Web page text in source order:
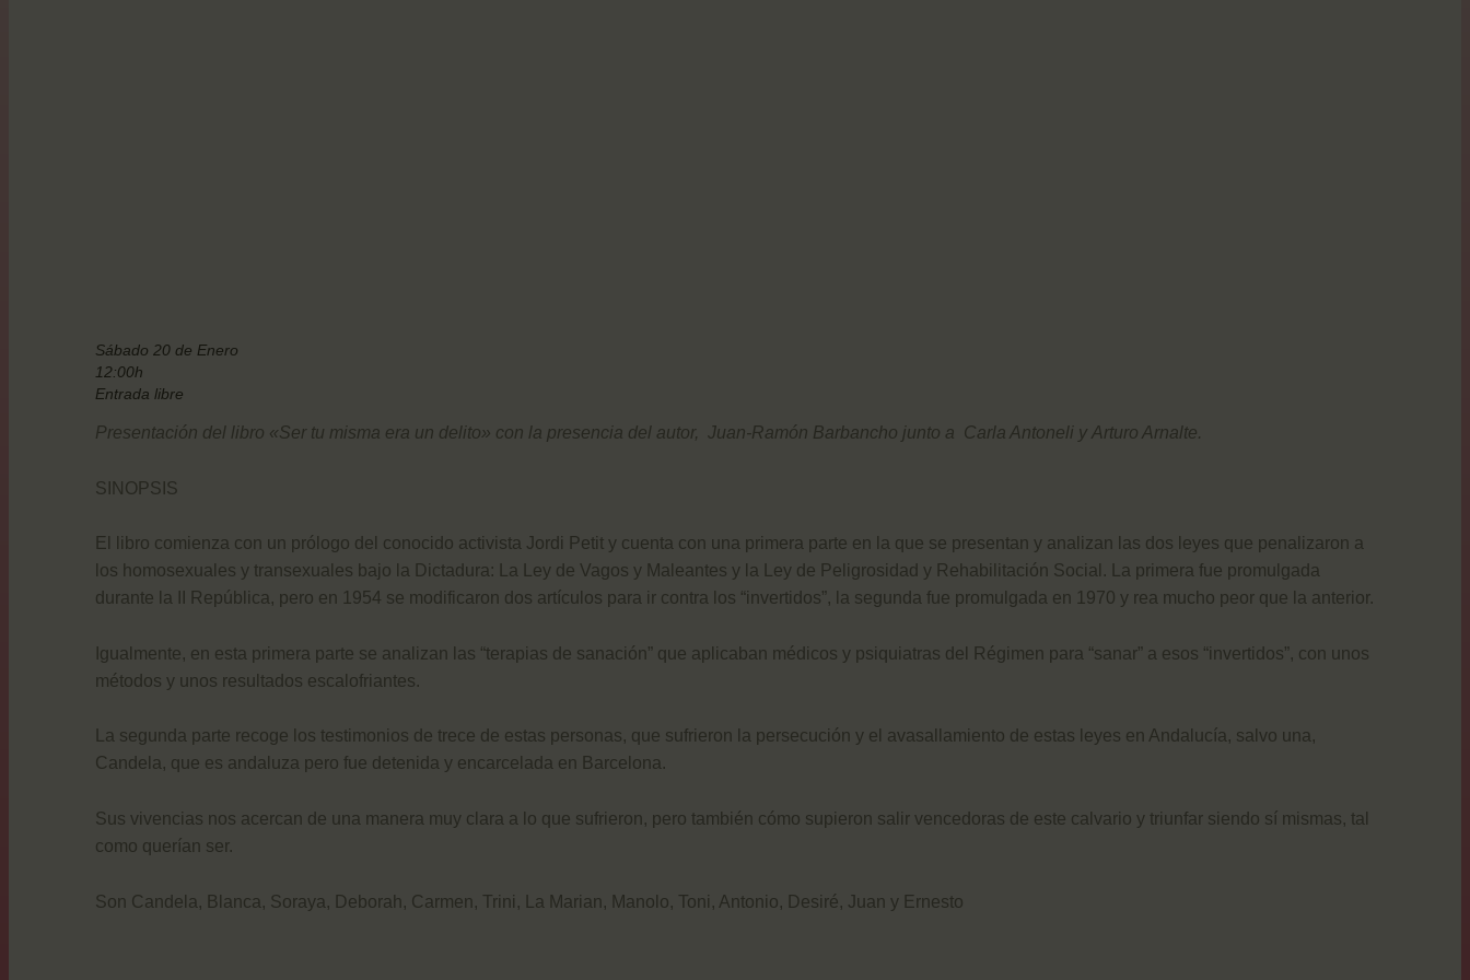
Sábado 20 de Enero
12:00h
Entrada libre
Presentación del libro «Ser tu misma era un delito» con la presencia del autor, Juan-Ramón Barbancho junto a Carla Antoneli y Arturo Arnalte.
SINOPSIS
El libro comienza con un prólogo del conocido activista Jordi Petit y cuenta con una primera parte en la que se presentan y analizan las dos leyes que penalizaron a
los homosexuales y transexuales bajo la Dictadura: La Ley de Vagos y Maleantes y la Ley de Peligrosidad y Rehabilitación Social. La primera fue promulgada
durante la II República, pero en 1954 se modificaron dos artículos para ir contra los “invertidos”, la segunda fue promulgada en 1970 y rea mucho peor que la anterior.
Igualmente, en esta primera parte se analizan las “terapias de sanación” que aplicaban médicos y psiquiatras del Régimen para “sanar” a esos “invertidos”, con unos
métodos y unos resultados escalofriantes.
La segunda parte recoge los testimonios de trece de estas personas, que sufrieron la persecución y el avasallamiento de estas leyes en Andalucía, salvo una,
Candela, que es andaluza pero fue detenida y encarcelada en Barcelona.
Sus vivencias nos acercan de una manera muy clara a lo que sufrieron, pero también cómo supieron salir vencedoras de este calvario y triunfar siendo sí mismas, tal
como querían ser.
Son Candela, Blanca, Soraya, Deborah, Carmen, Trini, La Marian, Manolo, Toni, Antonio, Desiré, Juan y Ernesto